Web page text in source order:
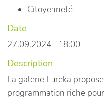
Citoyenneté
Date
27.09.2024 - 18:00
Description
La galerie Eureka
programmation riche